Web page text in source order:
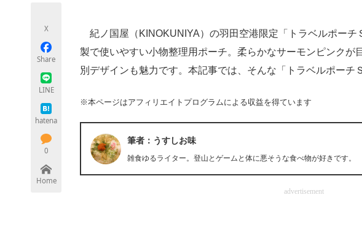
ちょっと気になるネットの話題
X
Share
LINE
hatena
0
Home
紀ノ国屋（KINOKUNIYA）の羽田空港限定「トラベルポーチ
製で使いやすい小物整理用ポーチ。柔らかなサーモンピンクが
別デザインも魅力です。本記事では、そんな「トラベルポーチ
※本ページはアフィリエイトプログラムによる収益を得ています
筆者：うすしお味
雑食ゆるライター。登山とゲームと体に悪そうな食べ物が好きです。
advertisement